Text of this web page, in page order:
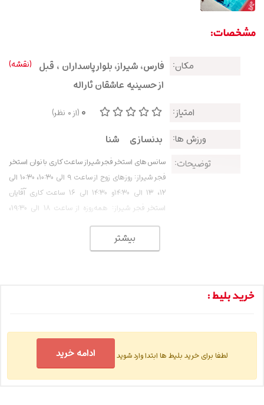
مشخصات:
مکان:
فارس، شیراز، بلوار پاسداران ، قبل
از حسینیه عاشقان ثاراله
(نقشه)
امتیاز: 0 (از0 نظر)
ورزش ها: بدنسازی
شنا
توضیحات:
سانس‌های استخر فجر شیراز ساعت کاری بانوان استخر
فجر شیراز: روزهای زوج از ساعت 9 الی 10:30، 10:30 الی
12، 13 الی 14:30و 14:30 الی 16 ساعت کاری آقایان
استخر فجر شیراز: همه‌روزه از ساعت 18 الی 19:30،
19:30 الی 21 و 21 الی 22:30
بیشتر
خرید بلیط :
لطفا برای خرید بلیط ها ابتدا وارد شوید ادامه خرید